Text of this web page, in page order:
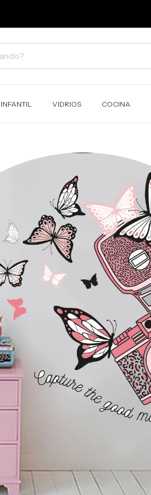
INFANTIL VIDRIOS COCINA